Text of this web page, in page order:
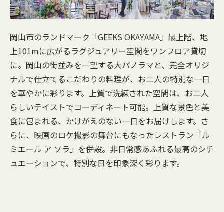
岡山市のランドマーク「GEEKS OKAYAMA」最上階、地
上101mに広がるラグジュアリー空間をワンフロア貸切
に。岡山の街並みを一望する大パノラマと、完全オリジ
ナルで仕立てるこだわりの料理が、お二人の特別な一日
を華やかに彩ります。上質で洗練された空間は、お二人
らしいテイストでコーディネート可能。上質な景色と美
食に包まれる、かけがえのない一日をお届けします。さ
らに、映画のロケ撮影の舞台にもなったレストラン「ル
ミエール ア ソラ」を併設。非日常感あふれる最高のシチ
ュエーションで、特別な日を印象深く彩ります。